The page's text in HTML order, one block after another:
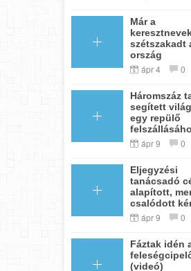
Már a
szétszakadt
ország
ápr 4 0
Háromszáz
segített
egy repülő
ápr 9 0
Eljegyzési
tanácsadó
alapított,
csalódott
ápr 9 0
Fáztak idén
(videó)